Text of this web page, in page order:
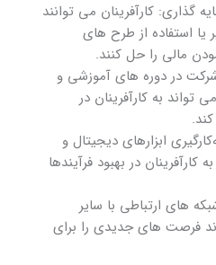
کارآفرینان می ‌توانند
یا استفاده از طرح‌ های
مالی را حل کنند.
در دوره‌ های آموزشی و
به کارآفرینان در
ابزارهای دیجیتال و
در بهبود فرآیندها
های ارتباطی با سایر
فرصت ‌های جدیدی را برای